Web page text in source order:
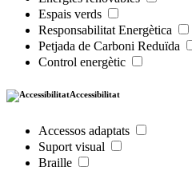
Espais verds
Responsabilitat Energètica
Petjada de Carboni Reduïda
Control energètic
Accessibilitat
Accessos adaptats
Suport visual
Braille